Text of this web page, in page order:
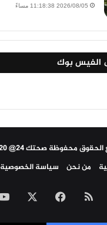
2026/08/05 11:18:38 مساءً
الفيس بوك
محفوظة صحتك 24@ 2020-2026
من نحن سياسة الخصوصية
ملخصفيسبوك